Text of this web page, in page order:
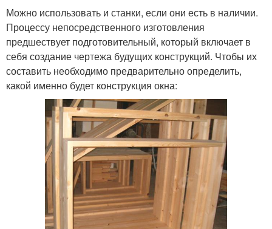
Можно использовать и станки, если они есть в наличии.
Процессу непосредственного изготовления
предшествует подготовительный, который включает в
себя создание чертежа будущих конструкций. Чтобы их
составить необходимо предварительно определить,
какой именно будет конструкция окна: